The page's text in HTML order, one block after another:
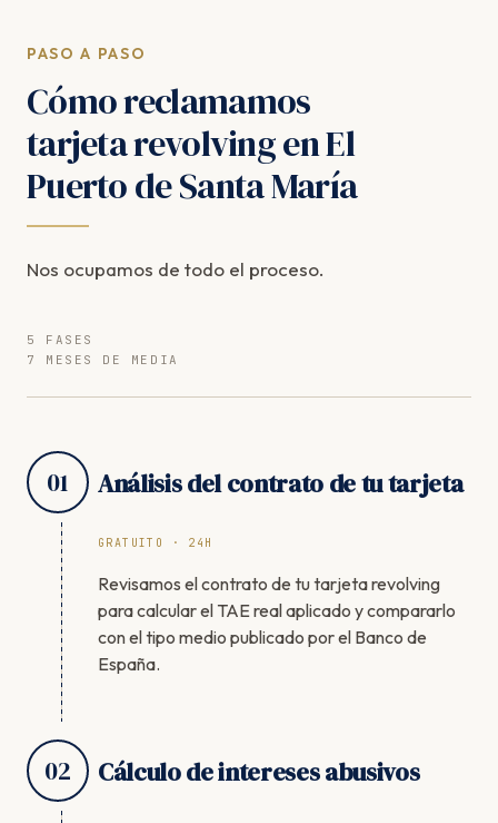
PASO A PASO
Cómo reclamamos
tarjeta revolving en El
Puerto de Santa María
Nos ocupamos de todo el proceso.
5 FASES
7 MESES DE MEDIA
01 Análisis del contrato de tu tarjeta
GRATUITO · 24H
Revisamos el contrato de tu tarjeta revolving
para calcular el TAE real aplicado y compararlo
con el tipo medio publicado por el Banco de
España.
02 Cálculo de intereses abusivos